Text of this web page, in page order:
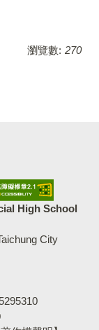
瀏覽數: 270
High School
City